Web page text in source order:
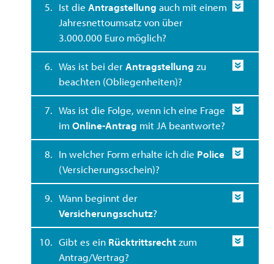
5. Ist dieAntragstellung auch mit einem
Jahresnettoumsatz von über
3.000.000 Euro möglich?
6. Was ist bei derAntragstellung zu
beachten (Obliegenheiten)?
7. Was ist die Folge, wenn ich eine Frage
imOnline-Antrag mit JA beantworte?
8. In welcher Form erhalte ich die Police
(Versicherungsschein)?
9. Wann beginnt der
Versicherungsschutz?
10. Gibt es ein Rücktrittsrechtzum
Antrag/Vertrag?